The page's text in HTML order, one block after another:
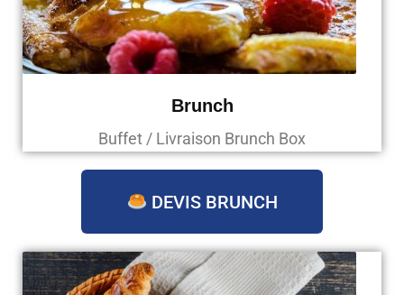
Brunch
Buffet / Livraison Brunch Box
DEVIS BRUNCH